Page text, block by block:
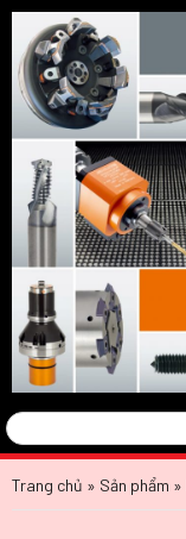
Tìm
kiếm:
Trang chủ » Sản phẩm »